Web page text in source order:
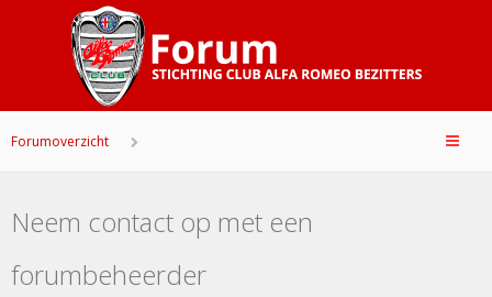
Forumoverzicht
Neem contact op met een
forumbeheerder